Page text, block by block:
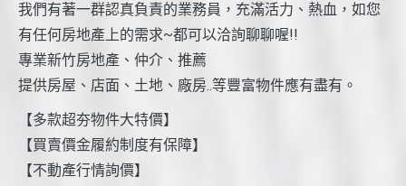
我們有著一群認真負責的業務員，充滿活力、熱血，如您
有任何房地產上的需求~都可以洽詢聊聊喔!!
專業新竹房地產、仲介、推薦
提供房屋、店面、土地、廠房..等豐富物件應有盡有。
【多款超夯物件大特價】
【買賣價金履約制度有保障】
【不動產行情詢價】